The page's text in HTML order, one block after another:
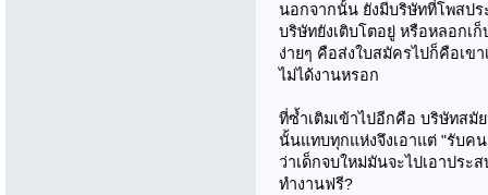
นอกจากนั้น ยังมีบริษัทที่โพสป
บริษัทยังเติบโตอยู่ หรือหลอกเ
ง่ายๆ คือส่งใบสมัครไปก็คือเข
ไม่ได้งานหรอก
ที่ซ้ำเติมเข้าไปอีกคือ บริษัทสมั
นั้นแทบทุกแห่งจึงเอาแต่ "รับค
ว่าเด็กจบใหม่มันจะไปเอาปร
ทำงานฟรี?